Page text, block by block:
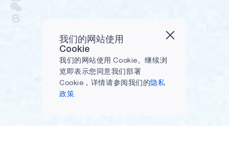
我们的网站使用
Cookie
我们的网站使用 Cookie。继续浏
览即表示您同意我们部署
Cookie，详情请参阅我们的隐私
政策.